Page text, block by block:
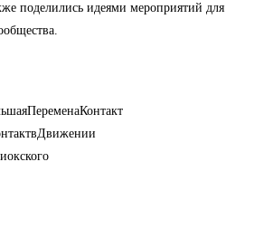
поделились идеями мероприятий для